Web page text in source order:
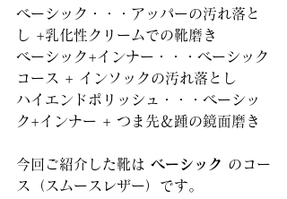
ベーシック・・・アッパーの汚れ落と
し +乳化性クリームでの靴磨き
ベーシック+インナー・・・ベーシック
コース + インソックの汚れ落とし
ハイエンドポリッシュ・・・ベーシッ
ク+インナー + つま先＆踵の鏡面磨き
今回ご紹介した靴は ベーシック のコー
ス（スムースレザー）です。